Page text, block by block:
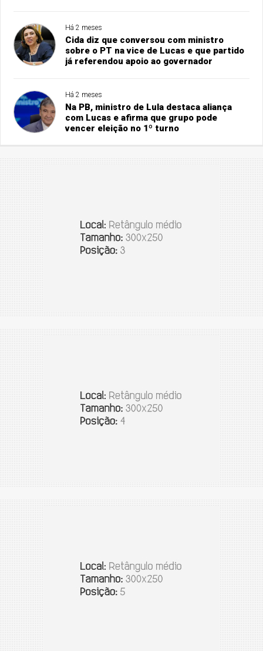
Há 2 meses
Cida diz que conversou com ministro
sobre o PT na vice de Lucas e que partido
já referendou apoio ao governador
Há 2 meses
Na PB, ministro de Lula destaca aliança
com Lucas e afirma que grupo pode
vencer eleição no 1º turno